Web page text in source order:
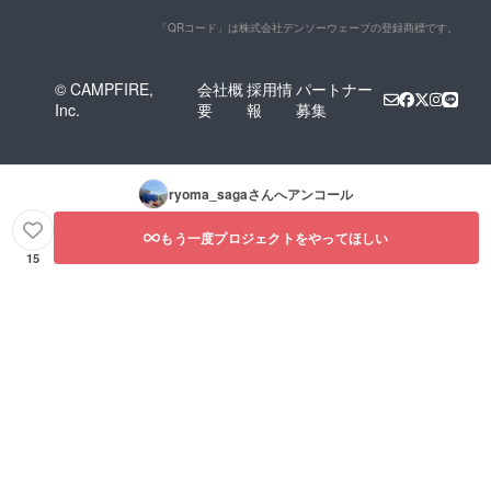
「QRコード」は株式会社デンソーウェーブの登録商標です。
© CAMPFIRE,
Inc.
会社概
要
採用情
報
パートナー
募集
ryoma_sagaさんへアンコール
15
もう一度プロジェクトをやってほしい